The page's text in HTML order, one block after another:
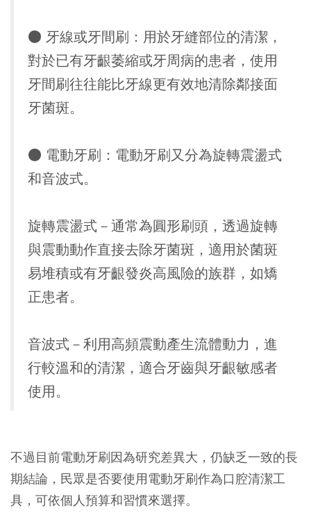
● 牙線或牙間刷：用於牙縫部位的清潔，
對於已有牙齦萎縮或牙周病的患者 ，使用
牙間刷往往能比牙線更有效地清除鄰接面
牙菌斑。
● 電動牙刷：電動牙刷又分為旋轉震盪式
和音波式。
旋轉震盪式 －通常為圓形刷頭，透過旋轉
與震動動作直接去除牙菌斑， 適用於菌斑
易堆積或有牙齦發炎高風險的族群，如矯
正患者。
音波式 －利用高頻震動產生流體動力，進
行較溫和的清潔， 適合牙齒與牙齦敏感者
使用。
不過目前電動牙刷因為研究差異大，仍缺乏一致的長
期結論，民眾是否要使用電動牙刷作為口腔清潔工
具，可依個人預算和習慣來選擇。